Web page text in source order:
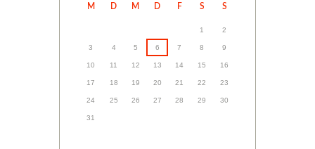
M D M D F S S
1 2
3 4 5 6 7 8 9
10 11 12 13 14 15 16
17 18 19 20 21 22 23
24 25 26 27 28 29 30
31